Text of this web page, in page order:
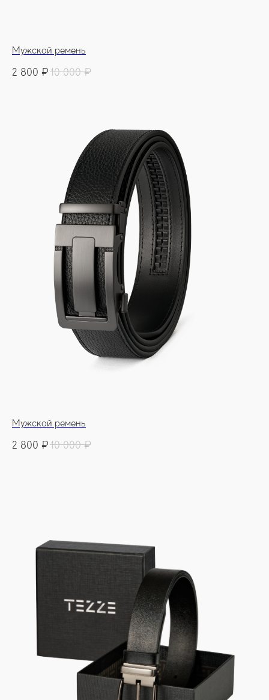
Мужской ремень
2 800 ₽ 10 000 ₽
Мужской ремень
2 800 ₽ 10 000 ₽